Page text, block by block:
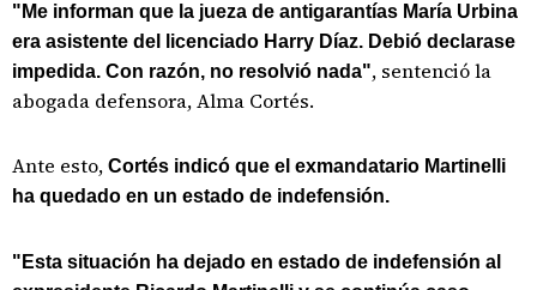
"Me informan que la jueza de antigarantías María Urbina
era asistente del licenciado Harry Díaz. Debió declarase
impedida. Con razón, no resolvió nada", sentenció la
abogada defensora, Alma Cortés.
Ante esto, Cortés indicó que el exmandatario Martinelli
ha quedado en un estado de indefensión.
"Esta situación ha dejado en estado de indefensión al